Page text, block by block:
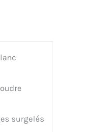
surgelés